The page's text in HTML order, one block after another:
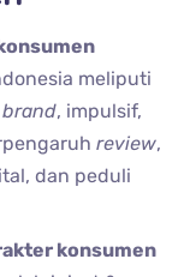
meliputi
brand, impulsif,
review,
dan peduli
konsumen